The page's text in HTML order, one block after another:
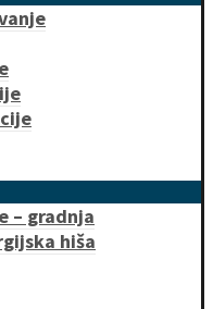
– gradnja
hiša